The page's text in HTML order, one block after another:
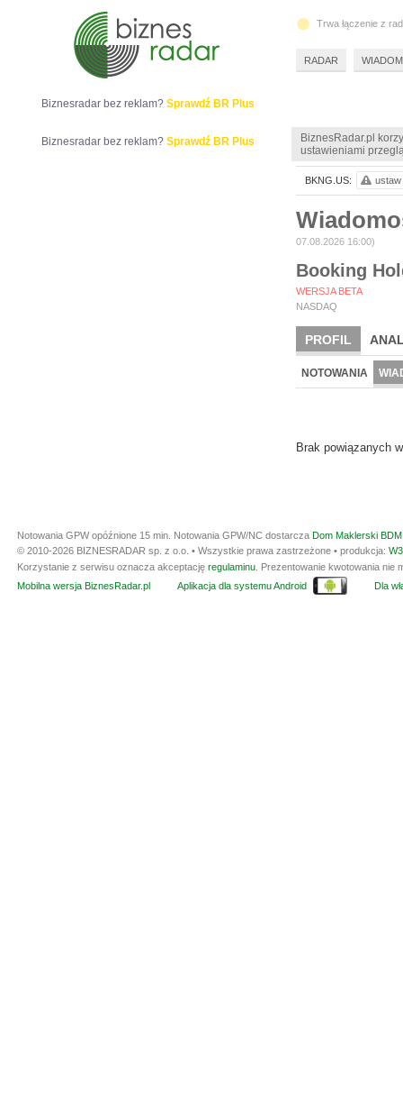
BiznesRadar.pl
ustawieniami
07.08.2026 16:00)
Booking
WERSJA BETA
NASDAQ
PROFIL
NOTOWANIA
Brak powiązanych
BKNG.US: ustaw
Biznesradar bez reklam? Sprawdź BR Plus
Biznesradar bez reklam? Sprawdź BR Plus
Trwa łączenie z
RADAR
Notowania GPW opóźnione 15 min. Notowania GPW/NC dostarcza Dom Maklerski
© 2010-2026 BIZNESRADAR sp. z o.o. • Wszystkie prawa zastrzeżone • produkcja:
Korzystanie z serwisu oznacza akceptację regulaminu . Prezentowanie kwotowania
Mobilna wersja BiznesRadar.pl
Aplikacja dla systemu Android Dla